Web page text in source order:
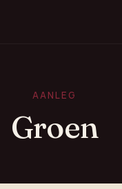
AANLEG
Groen